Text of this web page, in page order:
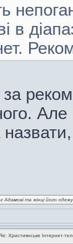
в
Адамові та жінці його
Християнське Інтернет-